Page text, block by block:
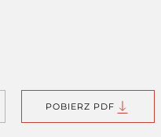
POBIERZ PDF